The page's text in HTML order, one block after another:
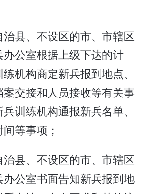
治县、不设区的市、市辖区
办公室根据上级下达的计
机构商定新兵报到地点、
交接和人员接收等有关事
训练机构通报新兵名单、
等事项；
治县、不设区的市、市辖区
办公室书面告知新兵报到地